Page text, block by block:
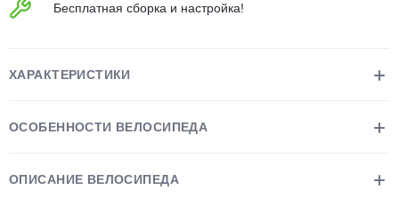
Бесплатная сборка и настройка!
ХАРАКТЕРИСТИКИ
ОСОБЕННОСТИ ВЕЛОСИПЕДА
ОПИСАНИЕ ВЕЛОСИПЕДА
Остались вопросы?